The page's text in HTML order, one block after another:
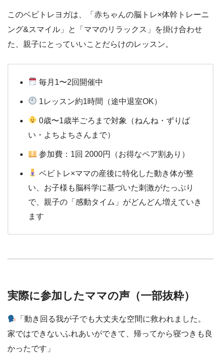
このベビトレヨガは、「赤ちゃんの脳トレ×体幹トレーニ
ング&スマイル」と「ママのリラックス」を掛け合わせ
た、親子にとっていいことだらけのレッスン。
毎月1〜2回開催中
1レッスン約1時間（途中退室OK）
0歳〜1歳半ごろまで対象（ねんね・ずりば
い・よちよちさんまで）
参加費：1回 2000円（お得なペア割あり）
ベビトレ×ママの産後に特化した動き体が整
い、お子様も脳科学に基づいた刺激がたっぷり
で、親子の「感動タイム」がどんどん増えていき
ます
実際に参加したママの声（一部抜粋）
「動き回る我が子でも大丈夫な空間に救われました。
家ではできないふれあいができて、帰ってから寝つきも良
かったです」